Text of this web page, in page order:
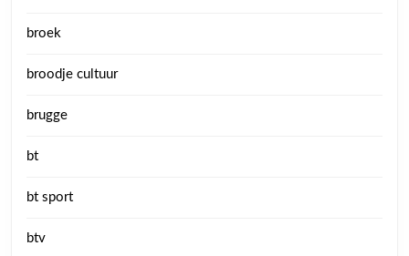
broek
broodje cultuur
brugge
bt
bt sport
btv